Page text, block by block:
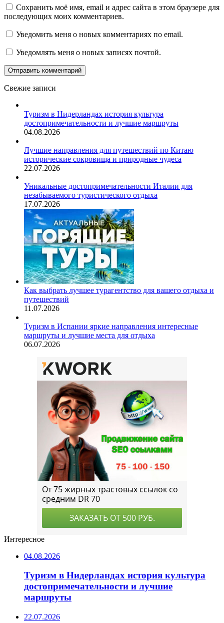
Сохранить моё имя, email и адрес сайта в этом браузере для
последующих моих комментариев.
Уведомить меня о новых комментариях по email.
Уведомлять меня о новых записях почтой.
Свежие записи
Туризм в Нидерландах история культура
достопримечательности и лучшие маршруты
04.08.2026
Лучшие направления для путешествий по Китаю
исторические сокровища и природные чудеса
22.07.2026
Уникальные достопримечательности Италии для
незабываемого туристического отдыха
17.07.2026
Как выбрать лучшее турагентство для вашего отдыха и
путешествий
11.07.2026
Туризм в Испании яркие направления интересные
маршруты и лучшие места для отдыха
06.07.2026
Интересное
04.08.2026
Туризм в Нидерландах история культура
достопримечательности и лучшие
маршруты
22.07.2026